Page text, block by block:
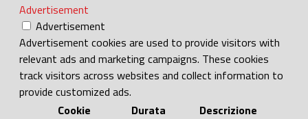
Advertisement
Advertisement
Advertisement cookies are used to provide visitors with
relevant ads and marketing campaigns. These cookies
track visitors across websites and collect information to
provide customized ads.
Cookie
Durata Descrizione